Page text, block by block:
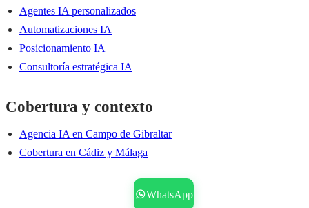
Agentes IA personalizados
Automatizaciones IA
Posicionamiento IA
Consultoría estratégica IA
Cobertura y contexto
Agencia IA en Campo de Gibraltar
Cobertura en Cádiz y Málaga
WhatsApp